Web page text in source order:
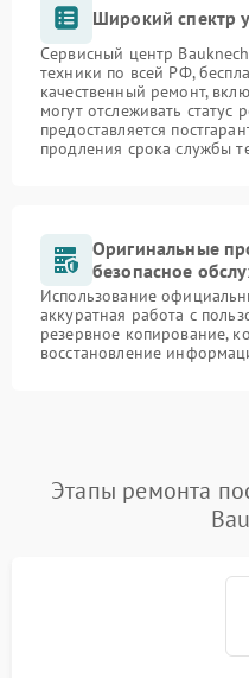
Широкий спектр
Сервисный центр
техники по всей РФ,
качественный ремонт,
могут отслеживать статус
предоставляется
продления срока службы
Оригинальные
безопасное
Использование
аккуратная работа с
резервное копирование,
восстановление
Этапы ремонта